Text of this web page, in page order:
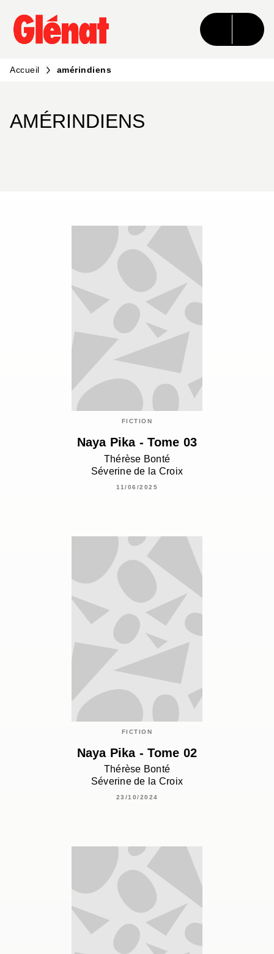
MENU RECHERCHE CONTENU
PIED DE PAGE
Accueil amérindiens
AMÉRINDIENS
FICTION
Naya Pika - Tome 03
Thérèse Bonté
Séverine de la Croix
11/06/2025
FICTION
Naya Pika - Tome 02
Thérèse Bonté
Séverine de la Croix
23/10/2024